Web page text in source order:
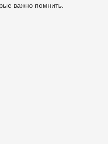
важно помнить.